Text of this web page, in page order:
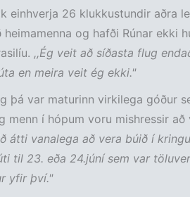
einhverja 26 klukkustundir aðra
og hafði Rúnar ekki
,,Ég veit að síðasta flug
en meira veit ég ekki."
þá var maturinn virkilega góður
menn í hópum voru mishressir að
átti vanalega að vera búið í
til 23. eða 24.júní sem var
yfir því."